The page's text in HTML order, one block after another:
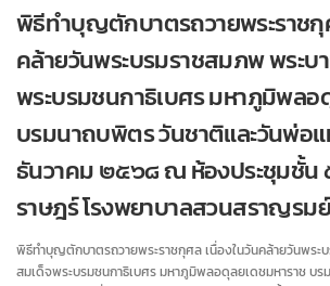
พิธีทำบุญตักบาตรถวายพระราชกุ
คล้ายวันพระบรมราชสมภพ พระบ
พระบรมชนกาธิเบศร มหาภูมิพลอ
บรมนาถบพิตร วันชาติและวันพ่อ
ธันวาคม ๒๕๖๘ ณ ห้องประชุมชั้น
ราษฎร์ โรงพยาบาลสวนสราญรมย์
พิธีทำบุญตักบาตรถวายพระราชกุศล เนื่องในวันคล้ายวันพระ
สมเด็จพระบรมชนกาธิเบศร มหาภูมิพลอดุลยเดชมหาราช บ